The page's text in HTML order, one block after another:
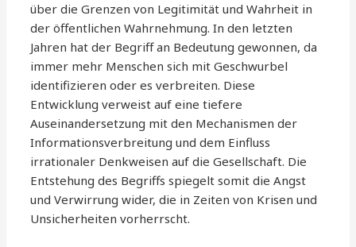
über die Grenzen von Legitimität und Wahrheit in
der öffentlichen Wahrnehmung. In den letzten
Jahren hat der Begriff an Bedeutung gewonnen, da
immer mehr Menschen sich mit Geschwurbel
identifizieren oder es verbreiten. Diese
Entwicklung verweist auf eine tiefere
Auseinandersetzung mit den Mechanismen der
Informationsverbreitung und dem Einfluss
irrationaler Denkweisen auf die Gesellschaft. Die
Entstehung des Begriffs spiegelt somit die Angst
und Verwirrung wider, die in Zeiten von Krisen und
Unsicherheiten vorherrscht.